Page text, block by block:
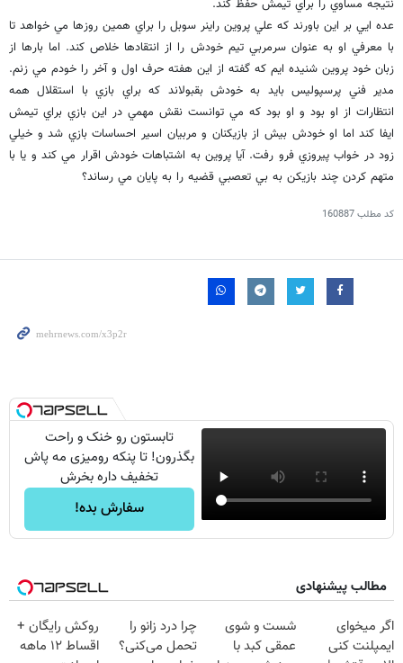
نتيجه مساوي را براي تيمش حفظ كند.
عده ايي بر اين باورند كه علي پروين راينر سوبل را براي همين روزها مي خواهد تا
با معرفي او به عنوان سرمربي تيم خودش را از انتقادها خلاص كند. اما بارها از
زبان خود پروين شنيده ايم كه گفته از اين هفته حرف اول و آخر را خودم مي زنم.
مدير فني پرسپوليس بايد به خودش بقبولاند كه براي بازي با استقلال همه
انتظارات از او بود و او بود كه مي توانست نقش مهمي در اين بازي براي تيمش
ايفا كند اما او خودش بيش از بازيكنان و مربيان اسير احساسات بازي شد و خيلي
زود در خواب پيروزي فرو رفت. آيا پروين به اشتباهات خودش اقرار مي كند و يا با
متهم كردن چند بازيكن به بي تعصبي قضيه را به پايان مي رساند؟
کد مطلب160887
تابستون رو خنک و راحت
بگذرون! تا پنکه رومیزی مه پاش
تخفیف داره بخرش
سفارش بده!
مطالب پیشنهادی
اگر میخوای
ایمپلنت کنی
شست و شوی
عمقی کبد با
چرا درد زانو را
تحمل می‌کنی؟
روکش رایگان +
اقساط ۱۲ ماهه